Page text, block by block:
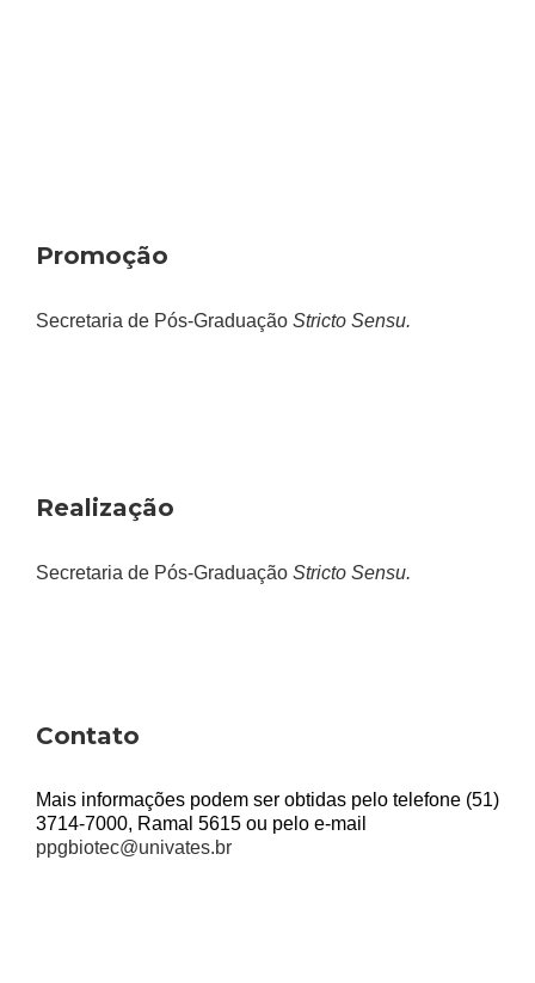
Promoção
Secretaria de Pós-Graduação Stricto Sensu.
Realização
Secretaria de Pós-Graduação Stricto Sensu.
Contato
Mais informações podem ser obtidas pelo telefone (51)
3714-7000, Ramal 5615 ou pelo e-mail
ppgbiotec@univates.br